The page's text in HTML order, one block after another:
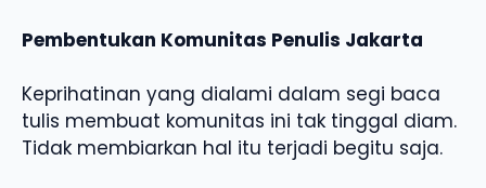
Pembentukan Komunitas Penulis Jakarta
Keprihatinan yang dialami dalam segi baca
tulis membuat komunitas ini tak tinggal diam.
Tidak membiarkan hal itu terjadi begitu saja.